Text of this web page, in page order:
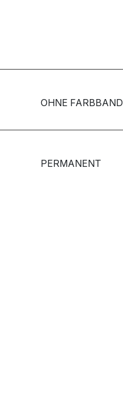
OHNE FARBBAND
PERMANENT